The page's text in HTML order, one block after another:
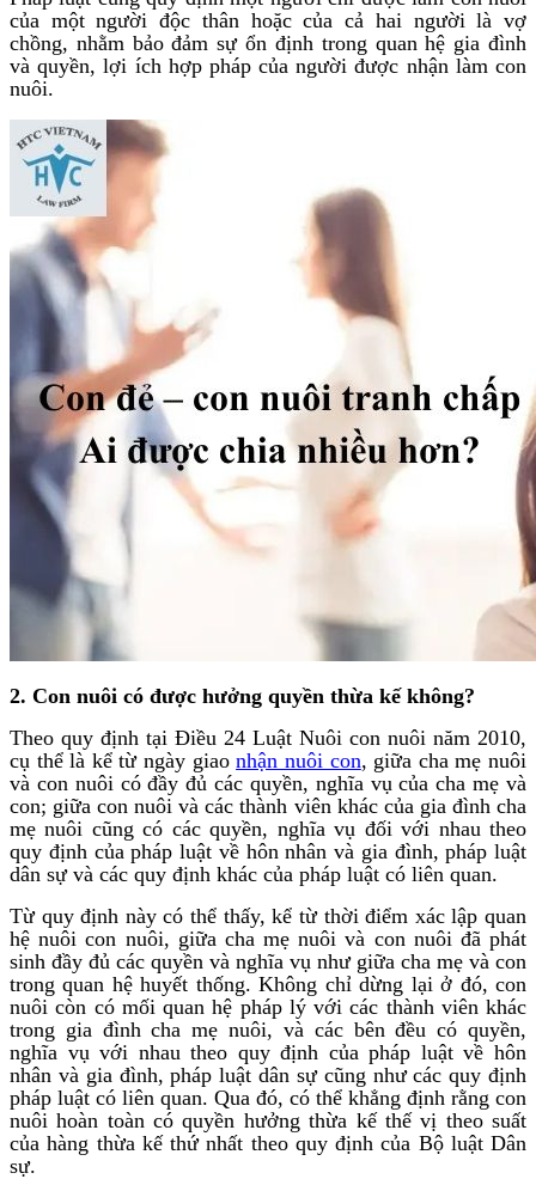
của một người độc thân hoặc của cả hai người là vợ
chồng, nhằm bảo đảm sự ổn định trong quan hệ gia đình
và quyền, lợi ích hợp pháp của người được nhận làm con
nuôi.
2. Con nuôi có được hưởng quyền thừa kế không?
Theo quy định tại Điều 24 Luật Nuôi con nuôi năm 2010,
cụ thể là kể từ ngày giaonhận nuôi con, giữa cha mẹ nuôi
và con nuôi có đầy đủ các quyền, nghĩa vụ của cha mẹ và
con; giữa con nuôi và các thành viên khác của gia đình cha
mẹ nuôi cũng có các quyền, nghĩa vụ đối với nhau theo
quy định của pháp luật về hôn nhân và gia đình, pháp luật
dân sự và các quy định khác của pháp luật có liên quan.
Từ quy định này có thể thấy, kể từ thời điểm xác lập quan
hệ nuôi con nuôi, giữa cha mẹ nuôi và con nuôi đã phát
sinh đầy đủ các quyền và nghĩa vụ như giữa cha mẹ và con
trong quan hệ huyết thống. Không chỉ dừng lại ở đó, con
nuôi còn có mối quan hệ pháp lý với các thành viên khác
trong gia đình cha mẹ nuôi, và các bên đều có quyền,
nghĩa vụ với nhau theo quy định của pháp luật về hôn
nhân và gia đình, pháp luật dân sự cũng như các quy định
pháp luật có liên quan. Qua đó, có thể khẳng định rằng con
nuôi hoàn toàn có quyền hưởng thừa kế thế vị theo suất
của hàng thừa kế thứ nhất theo quy định của Bộ luật Dân
sự.